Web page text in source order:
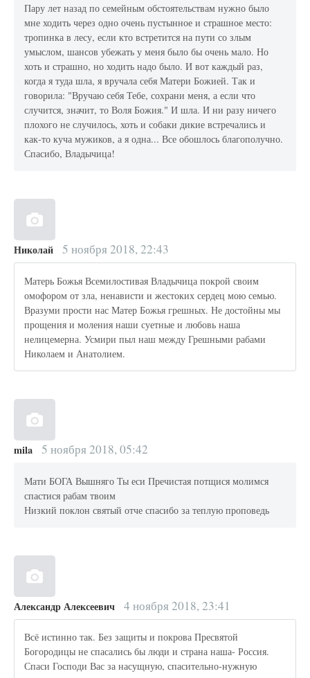
Пару лет назад по семейным обстоятельствам нужно было
мне ходить через одно очень пустынное и страшное место:
тропинка в лесу, если кто встретится на пути со злым
умыслом, шансов убежать у меня было бы очень мало. Но
хоть и страшно, но ходить надо было. И вот каждый раз,
когда я туда шла, я вручала себя Матери Божией. Так и
говорила: "Вручаю себя Тебе, сохрани меня, а если что
случится, значит, то Воля Божия." И шла. И ни разу ничего
плохого не случилось, хоть и собаки дикие встречались и
как-то куча мужиков, а я одна... Все обошлось благополучно.
Спасибо, Владычица!
Николай 5 ноября 2018, 22:43
Матерь Божья Всемилостивая Владычица покрой своим
омофором от зла, ненависти и жестоких сердец мою семью.
Вразуми прости нас Матер Божья грешных. Не достойны мы
прощения и моления наши суетные и любовь наша
нелицемерна. Усмири пыл наш между Грешными рабами
Николаем и Анатолием.
mila 5 ноября 2018, 05:42
Мати БОГА Вышняго Ты еси Пречистая потщися молимся
спастися рабам твоим
Низкий поклон святый отче спасибо за теплую проповедь
Александр Алексеевич 4 ноября 2018, 23:41
Всё истинно так. Без защиты и покрова Пресвятой
Богородицы не спасались бы люди и страна наша- Россия.
Спаси Господи Вас за насущную, спасительно-нужную